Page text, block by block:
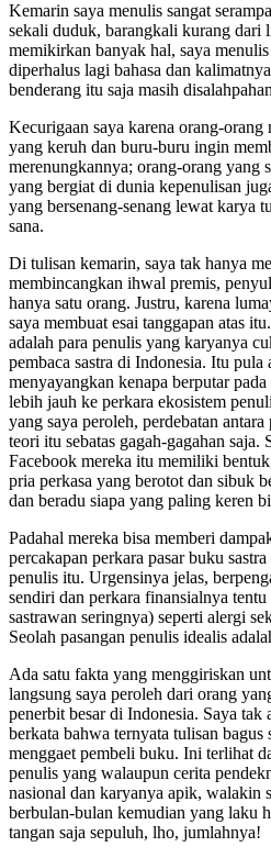
Kemarin saya menulis sangat
sekali duduk, barangkali kurang dari
memikirkan banyak hal, saya
diperhalus lagi bahasa dan
benderang itu saja masih
Kecurigaan saya karena orang-orang
yang keruh dan buru-buru ingin
merenungkannya; orang-orang yang
yang bergiat di dunia kepenulisan
yang bersenang-senang lewat karya
sana.
Di tulisan kemarin, saya tak hanya
membincangkan ihwal premis,
hanya satu orang. Justru, karena
saya membuat esai tanggapan atas
adalah para penulis yang karyanya
pembaca sastra di Indonesia. Itu pula
menyayangkan kenapa berputar
lebih jauh ke perkara ekosistem
yang saya peroleh, perdebatan
teori itu sebatas gagah-gagahan saja.
Facebook mereka itu memiliki
pria perkasa yang berotot dan sibuk
dan beradu siapa yang paling keren
Padahal mereka bisa memberi
percakapan perkara pasar buku
penulis itu. Urgensinya jelas,
sendiri dan perkara finansialnya
sastrawan seringnya) seperti alergi
Seolah pasangan penulis idealis
Ada satu fakta yang menggiriskan
langsung saya peroleh dari orang
penerbit besar di Indonesia. Saya
berkata bahwa ternyata tulisan
menggaet pembeli buku. Ini terlihat
penulis yang walaupun cerita
nasional dan karyanya apik, walakin
berbulan-bulan kemudian yang laku
tangan saja sepuluh, lho, jumlahnya!